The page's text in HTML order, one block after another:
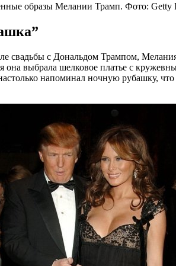
образы Мелании Трамп. Фото: Getty
свадьбы с Дональдом Трампом,
она выбрала шелковое платье с
напоминал ночную рубашку,